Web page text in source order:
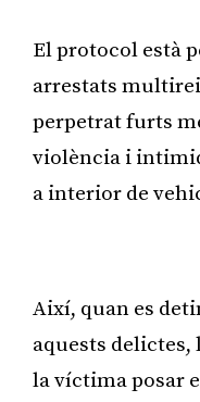
El protocol està
arrestats
perpetrat furts
violència i
a interior de
Així, quan es
aquests delictes,
la víctima posar